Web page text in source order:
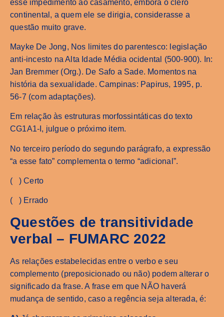
esse impedimento ao casamento, embora o clero
continental, a quem ele se dirigia, considerasse a
questão muito grave.
Mayke De Jong, Nos limites do parentesco: legislação
anti-incesto na Alta Idade Média ocidental (500-900). In:
Jan Bremmer (Org.). De Safo a Sade. Momentos na
história da sexualidade. Campinas: Papirus, 1995, p.
56-7 (com adaptações).
Em relação às estruturas morfossintáticas do texto
CG1A1-I, julgue o próximo item.
No terceiro período do segundo parágrafo, a expressão
“a esse fato” complementa o termo “adicional”.
( ) Certo
( ) Errado
Questões de transitividade
verbal – FUMARC 2022
As relações estabelecidas entre o verbo e seu
complemento (preposicionado ou não) podem alterar o
significado da frase. A frase em que NÃO haverá
mudança de sentido, caso a regência seja alterada, é: